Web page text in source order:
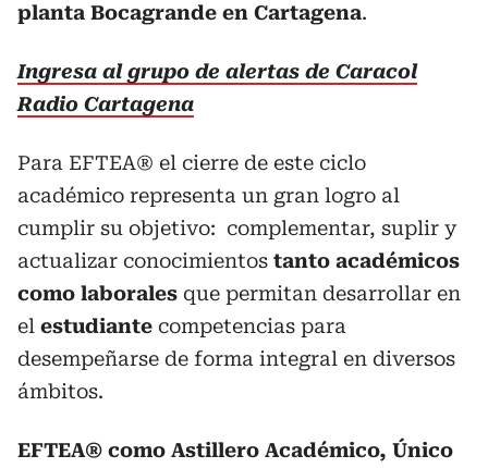
planta Bocagrande en Cartagena.
Ingresa al grupo de alertas de Caracol
Radio Cartagena
Para EFTEA® el cierre de este ciclo
académico representa un gran logro al
cumplir su objetivo: complementar, suplir y
actualizar conocimientos tanto académicos
como laborales que permitan desarrollar en
el estudiante competencias para
desempeñarse de forma integral en diversos
ámbitos.
EFTEA® como Astillero Académico, Único